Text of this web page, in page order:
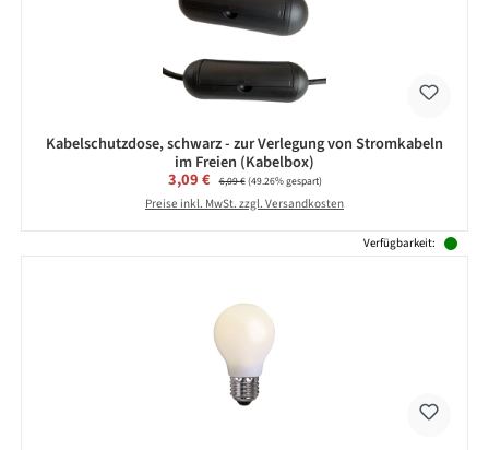
Kabelschutzdose, schwarz - zur Verlegung von Stromkabeln
im Freien (Kabelbox)
Verkaufspreis:
3,09 € Regulärer Preis:
6,09 €(49.26% gespart)
Preise inkl. MwSt. zzgl. Versandkosten
Verfügbarkeit: